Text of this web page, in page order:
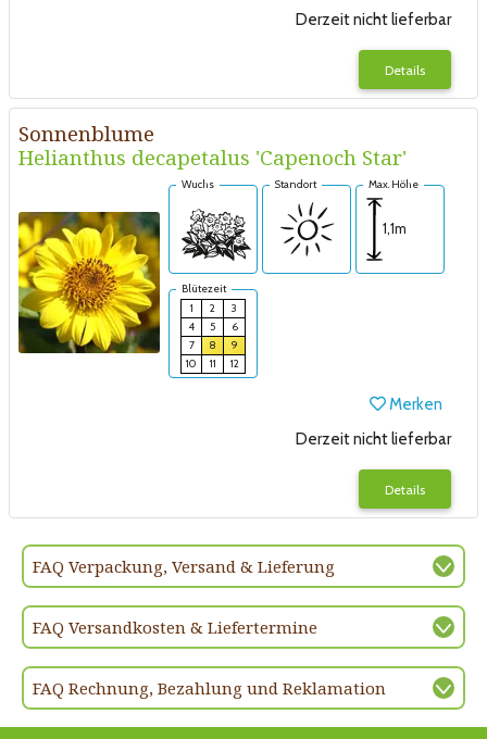
Derzeit nicht lieferbar
Details
Sonnenblume
Helianthus decapetalus 'Capenoch Star'
Wuchs Standort Max. Höhe
1,1m
Blütezeit
1
2
3
4
5
6
7
8
9
10
11 12
Merken
Derzeit nicht lieferbar
Details
FAQ Verpackung, Versand & Lieferung
FAQ Versandkosten & Liefertermine
FAQ Rechnung, Bezahlung und Reklamation